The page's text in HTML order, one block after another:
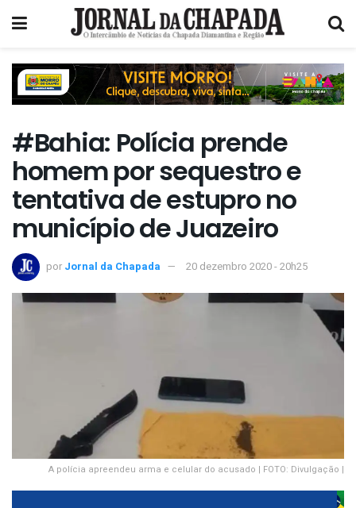
#Bahia: Polícia prende
homem por sequestro e
tentativa de estupro no
município de Juazeiro
por Jornal da Chapada 20 dezembro 2020 - 20h25
A polícia apreendeu arma e celular do acusado | FOTO: Divulgação |